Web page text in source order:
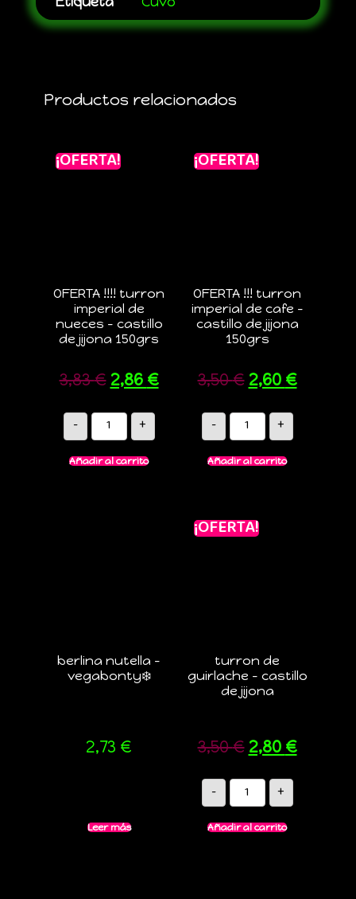
Productos relacionados
¡OFERTA!
OFERTA !!!! turron
imperial de
nueces – castillo
de jijona 150grs
3,83€ 2,86 €
- +
Añadir al carrito
¡OFERTA!
OFERTA !!! turron
imperial de cafe –
castillo de jijona
150grs
3,50€ 2,60 €
- +
Añadir al carrito
berlina nutella –
vegabonty❄️
2,73 €
Leer más
¡OFERTA!
turron de
guirlache – castillo
de jijona
3,50€ 2,80 €
- +
Añadir al carrito